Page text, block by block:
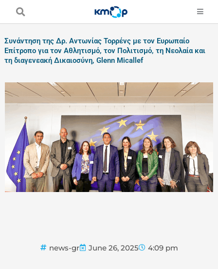
Συνάντηση της Δρ. Αντωνίας Τορρένς με τον Ευρωπαίο
Επίτροπο για τον Αθλητισμό, τον Πολιτισμό, τη Νεολαία και
τη διαγενεακή Δικαιοσύνη, Glenn Micallef
news-gr June 26, 2025 4:09 pm